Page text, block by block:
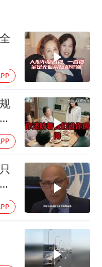
车”民进党当局怕什么
新历史纪录
灌溉水坝被隔成鱼塘 村民投诉20余年
楼阻尼器摆动明显
奋力开创中国式现代化建设新局面